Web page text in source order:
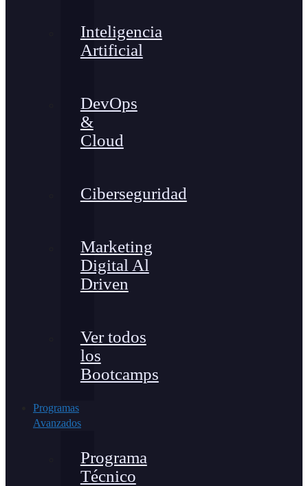
Inteligencia
Artificial
DevOps
&
Cloud
Ciberseguridad
Marketing
Digital Al
Driven
Ver todos
los
Bootcamps
Programas
Avanzados
Programa
Técnico